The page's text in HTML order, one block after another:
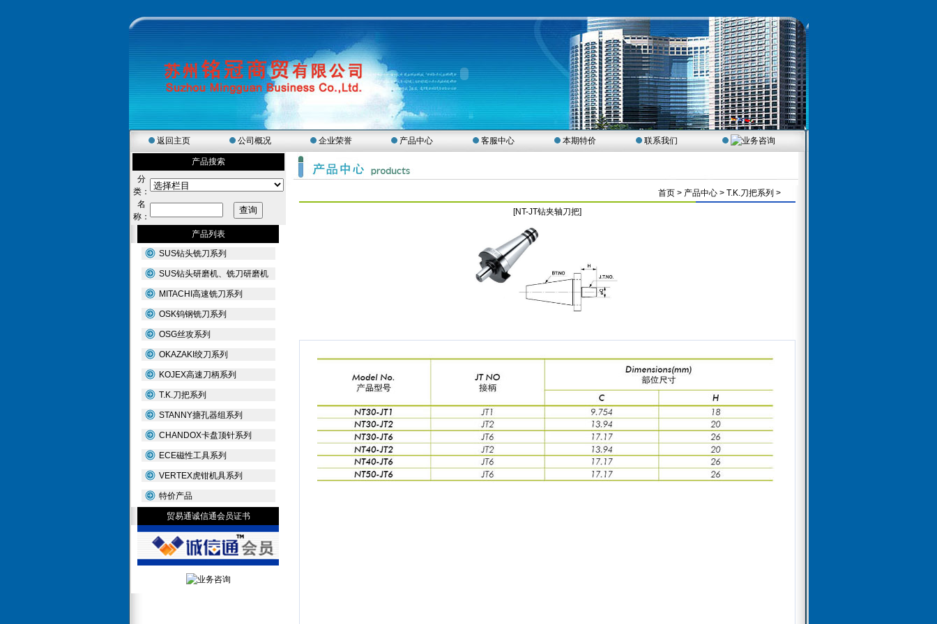
返回主页 公司概况 企业荣誉 产品中心 客服中心 本期特价 联系我们
产品搜索
分
类：
名
称：
产品列表
SUS钻头铣刀系列
SUS钻头研磨机、铣刀研磨机
MITACHI高速铣刀系列
OSK钨钢铣刀系列
OSG丝攻系列
OKAZAKI绞刀系列
KOJEX高速刀柄系列
T.K.刀把系列
STANNY搪孔器组系列
CHANDOX卡盘顶针系列
ECE磁性工具系列
VERTEX虎钳机具系列
特价产品
贸易通诚信通会员证书
首页 > 产品中心 > T.K.刀把系列 >
[NT-JT钻夹轴刀把]